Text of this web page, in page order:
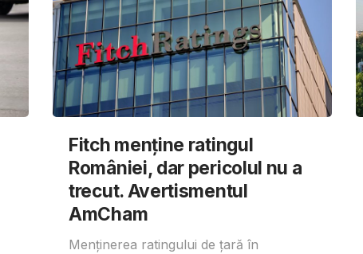
Fitch menține ratingul
României, dar pericolul nu a
trecut. Avertismentul
AmCham
Menținerea ratingului de țară în